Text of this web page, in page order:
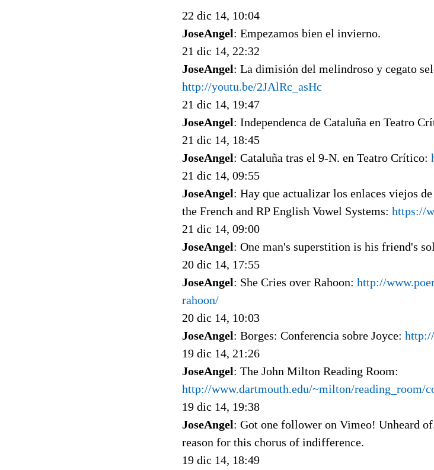
22 dic 14, 10:04
JoseAngel: Empezamos bien el invierno.
21 dic 14, 22:32
JoseAngel: La dimisión del melindroso y cegato
http://youtu.be/2JAlRc_asHc
21 dic 14, 19:47
JoseAngel: Independenca de Cataluña en Teatro
21 dic 14, 18:45
JoseAngel: Cataluña tras el 9-N. en Teatro Crítico:
21 dic 14, 09:55
JoseAngel: Hay que actualizar los enlaces viejos
the French and RP English Vowel Systems: https://
21 dic 14, 09:00
JoseAngel: One man's superstition is his friend's
20 dic 14, 17:55
JoseAngel: She Cries over Rahoon: http://
rahoon/
20 dic 14, 10:03
JoseAngel: Borges: Conferencia sobre Joyce:
19 dic 14, 21:26
JoseAngel: The John Milton Reading Room:
http://www.dartmouth.edu/~milton/reading_room/
19 dic 14, 19:38
JoseAngel: Got one follower on Vimeo! Unheard
reason for this chorus of indifference.
19 dic 14, 18:49